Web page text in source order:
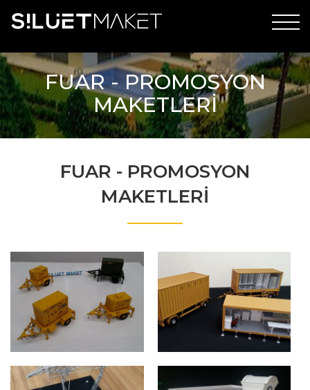
FUAR - PROMOSYON
MAKETLERİ
FUAR - PROMOSYON
MAKETLERİ
YAŞAM